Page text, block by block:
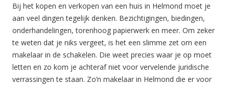
Bij het kopen en verkopen van een huis in Helmond moet je
aan veel dingen tegelijk denken. Bezichtigingen, biedingen,
onderhandelingen, torenhoog papierwerk en meer. Om zeker
te weten dat je niks vergeet, is het een slimme zet om een
makelaar in de schakelen. Die weet precies waar je op moet
letten en zo kom je achteraf niet voor vervelende juridische
verrassingen te staan. Zo’n makelaar in Helmond die er voor